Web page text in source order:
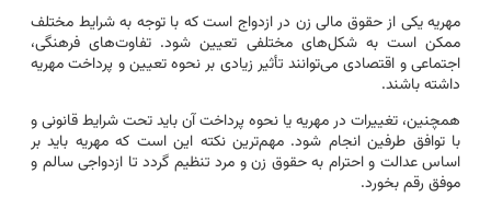
مهریه یکی از حقوق مالی زن در ازدواج است که با توجه به شرایط مختلف
ممکن است به شکل‌های مختلفی تعیین شود. تفاوت‌های فرهنگی،
اجتماعی و اقتصادی می‌توانند تأثیر زیادی بر نحوه تعیین و پرداخت مهریه
داشته باشند.
همچنین، تغییرات در مهریه یا نحوه پرداخت آن باید تحت شرایط قانونی و
با توافق طرفین انجام شود. مهم‌ترین نکته این است که مهریه باید بر
اساس عدالت و احترام به حقوق زن و مرد تنظیم گردد تا ازدواجی سالم و
موفق رقم بخورد.